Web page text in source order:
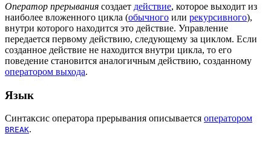
Оператор прерывания создает действие, которое выходит из
наиболее вложенного цикла (обычного или рекурсивного),
внутри которого находится это действие. Управление
передается первому действию, следующему за циклом. Если
созданное действие не находится внутри цикла, то его
поведение становится аналогичным действию, созданному
оператором выхода.
Язык
Синтаксис оператора прерывания описывается оператором
BREAK.